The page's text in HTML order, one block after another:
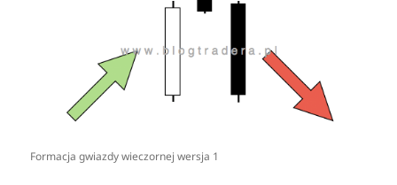
Formacja gwiazdy wieczornej wersja 1